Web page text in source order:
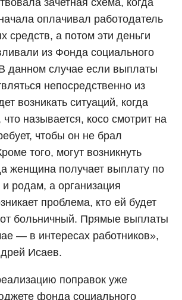
зачетная схема, когда
оплачивал работодатель
средств, а потом эти деньги
из Фонда социального
данном случае если выплаты
непосредственно из
возникать ситуаций, когда
что называется, косо смотрит на
чтобы он не брал
того, могут возникнуть
женщина получает выплату по
родам, а организация
проблема, кто ей будет
больничный. Прямые выплаты
— в интересах работников»,
Исаев.
поправок уже
фонда социального